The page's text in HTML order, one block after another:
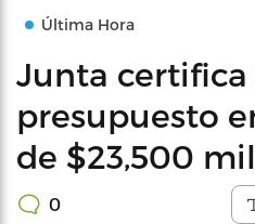
Última Hora
Junta certifica
presupuesto
de $23,500
0